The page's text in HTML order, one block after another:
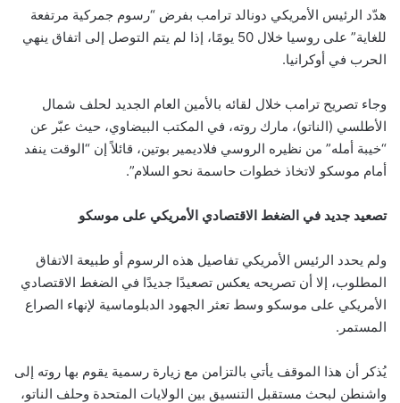
هدّد الرئيس الأمريكي دونالد ترامب بفرض “رسوم جمركية مرتفعة
للغاية” على روسيا خلال 50 يومًا، إذا لم يتم التوصل إلى اتفاق ينهي
الحرب في أوكرانيا.
وجاء تصريح ترامب خلال لقائه بالأمين العام الجديد لحلف شمال
الأطلسي (الناتو)، مارك روته، في المكتب البيضاوي، حيث عبّر عن
“خيبة أمله” من نظيره الروسي فلاديمير بوتين، قائلاً إن “الوقت ينفد
أمام موسكو لاتخاذ خطوات حاسمة نحو السلام”.
تصعيد جديد في الضغط الاقتصادي الأمريكي على موسكو
ولم يحدد الرئيس الأمريكي تفاصيل هذه الرسوم أو طبيعة الاتفاق
المطلوب، إلا أن تصريحه يعكس تصعيدًا جديدًا في الضغط الاقتصادي
الأمريكي على موسكو وسط تعثر الجهود الدبلوماسية لإنهاء الصراع
المستمر.
يُذكر أن هذا الموقف يأتي بالتزامن مع زيارة رسمية يقوم بها روته إلى
واشنطن لبحث مستقبل التنسيق بين الولايات المتحدة وحلف الناتو،